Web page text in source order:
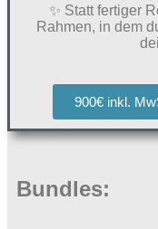
✨ Statt fertiger
Rahmen, in dem
900€ inkl.
Bundles: